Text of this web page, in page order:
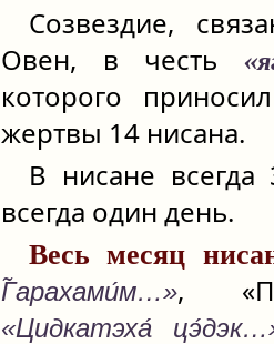
Созвездие,
Овен, в честь
которого
жертвы 14 нисана.
В нисане
всегда один день.
Весь месяц
Г̃арахами́м…»,
«Цидкатэха́